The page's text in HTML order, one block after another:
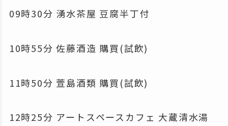
09時30分 湧水茶屋 豆腐半丁付
10時55分 佐藤酒造 購買(試飲)
11時50分 萱島酒類 購買(試飲)
12時25分 アートスペースカフェ 大蔵清水湯